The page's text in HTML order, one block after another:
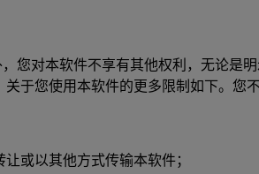
您对本软件不享有其他权利，无论是
于您使用本软件的更多限制如下。您不
或以其他方式传输本软件；